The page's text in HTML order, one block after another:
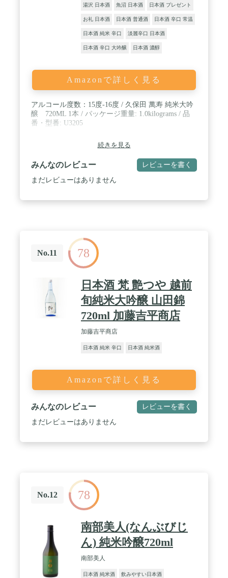
湯沢 日本酒 魚沼 日本酒 日本酒 プレゼント
お礼 日本酒 日本酒 普通酒 日本酒 辛口 常温
日本酒 純米 辛口 淡麗辛口 日本酒
日本酒 辛口 大吟醸 日本酒 濃醇
Amazonで詳しく見る
アルコール度数：15度-16度 / 久保田 萬寿 純米大吟
醸 720ML 1本 / パッケージ重量: 1.0kilograms / 品
番・型番: U3205
続きを見る
みんなのレビュー レビューを書く
まだレビューはありません
No.11 78
日本酒 梵 艶つや 越前
旬純米大吟醸 山田錦
720ml 加藤吉平商店
加藤吉平商店
日本酒 純米 辛口 日本酒 純米酒
Amazonで詳しく見る
みんなのレビュー レビューを書く
まだレビューはありません
No.12 78
南部美人(なんぶびじ
ん) 純米吟醸720ml
南部美人
日本酒 純米酒 飲みやすい日本酒